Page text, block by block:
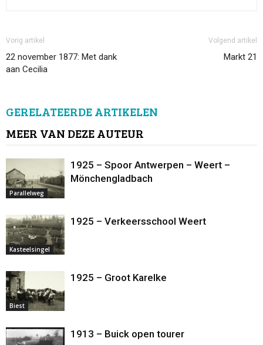
Vorig artikel
22 november 1877: Met dank
aan Cecilia
Volgend artikel
Markt 21
GERELATEERDE ARTIKELEN
MEER VAN DEZE AUTEUR
Parallelweg
1925 – Spoor Antwerpen – Weert –
Mönchengladbach
Kasteelsingel
1925 – Verkeersschool Weert
Biest
1925 – Groot Karelke
1913 – Buick open tourer